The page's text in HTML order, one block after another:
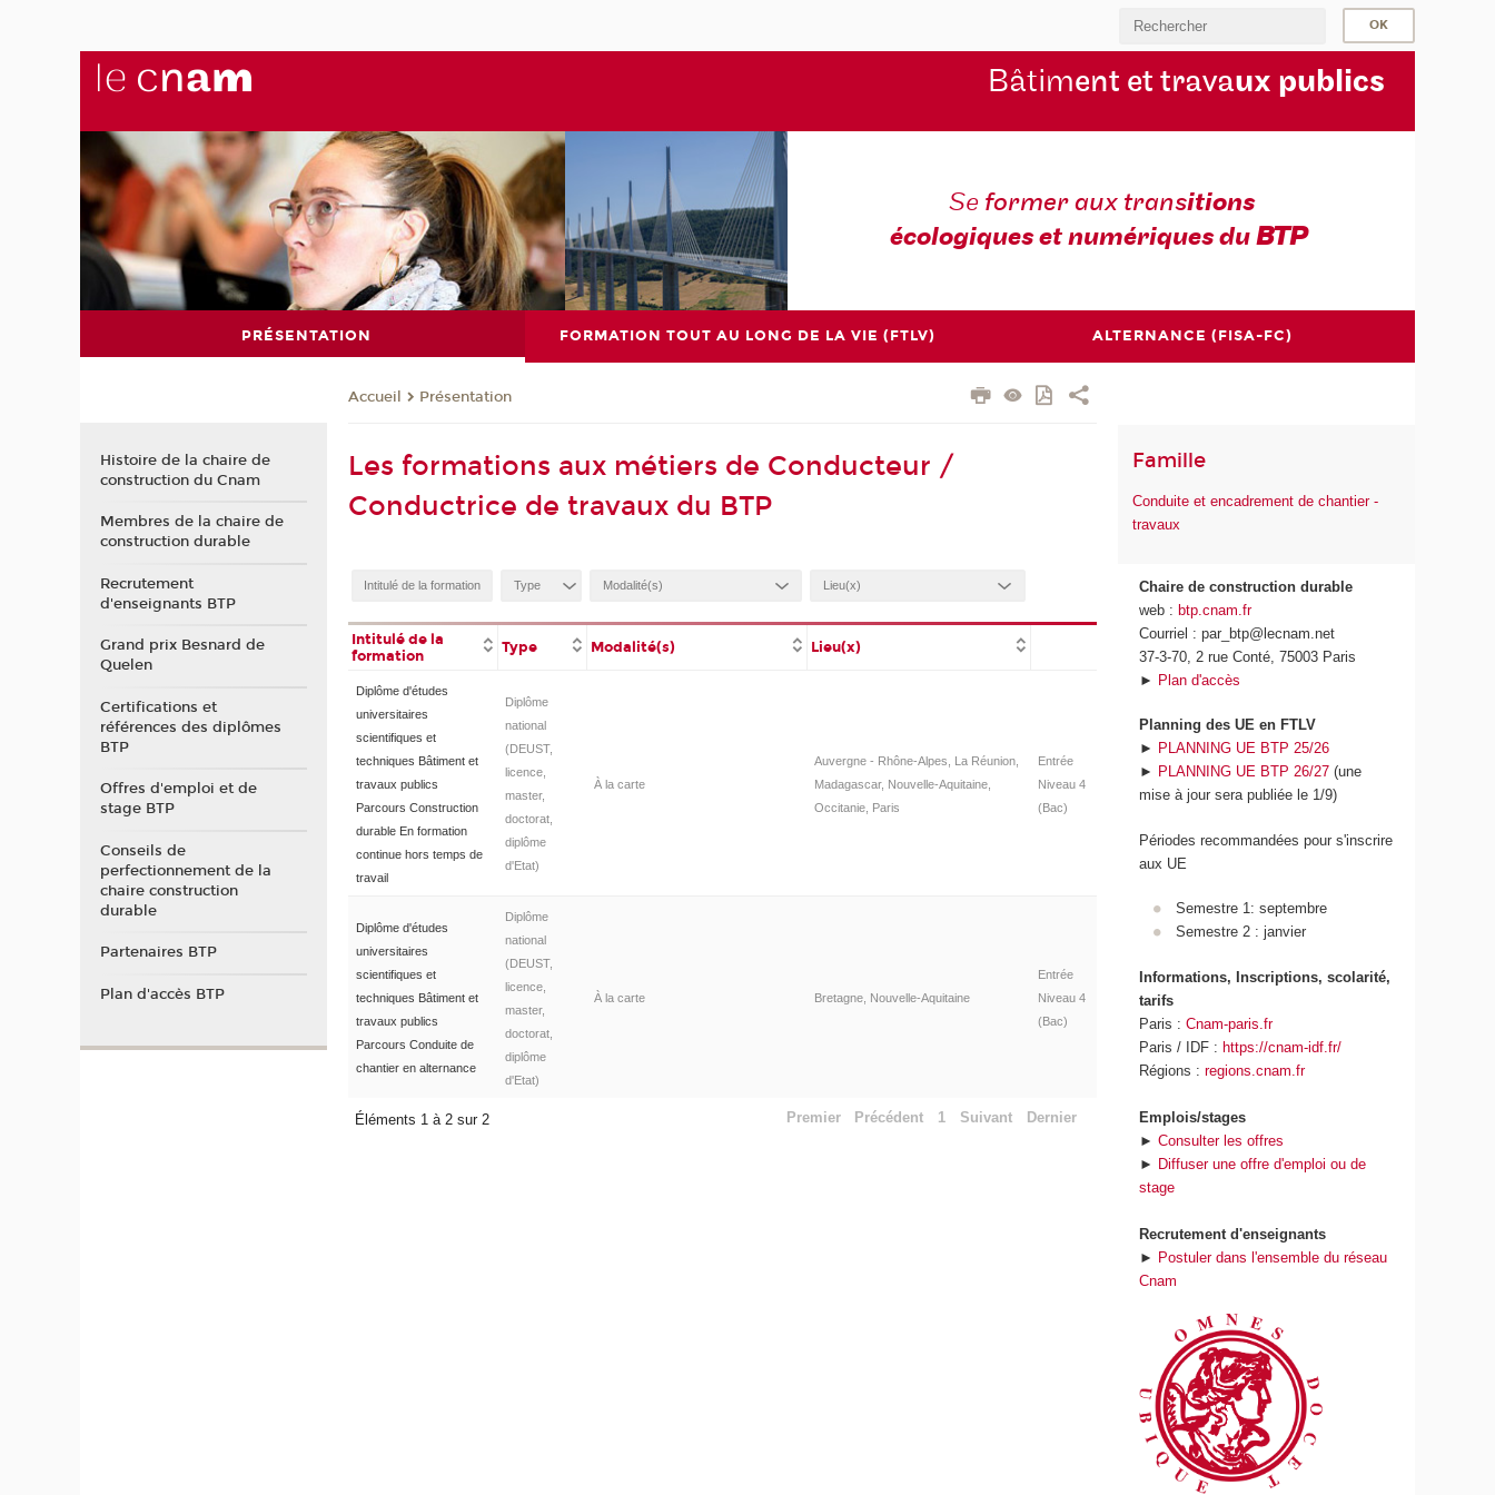
Bâtiment et travaux publics
Se former aux transitions
écologiques et numériques duBTP
PRÉSENTATION FORMATION TOUT AU LONG DE LA VIE (FTLV) ALTERNANCE (FISA-FC)
Accueil Présentation
Les formations aux métiers de Conducteur /
Conductrice de travaux du BTP
Intitulé de la
formation
Type Modalité(s) Lieu(x)
Diplôme d'études
universitaires
scientifiques et
techniques Bâtiment et
travaux publics
Parcours Construction
durable En formation
continue hors temps de
travail
Diplôme
national
(DEUST,
licence,
master,
doctorat,
diplôme
d'Etat)
À la carte
Auvergne - Rhône-Alpes, La Réunion,
Madagascar, Nouvelle-Aquitaine,
Occitanie, Paris
Entrée
Niveau 4
(Bac)
Diplôme d'études
universitaires
scientifiques et
techniques Bâtiment et
travaux publics
Parcours Conduite de
chantier en alternance
Diplôme
national
(DEUST,
licence,
master,
doctorat,
diplôme
d'Etat)
À la carte Bretagne, Nouvelle-Aquitaine
Entrée
Niveau 4
(Bac)
Éléments 1 à 2 sur 2 Premier Précédent 1 Suivant Dernier
Famille
Conduite et encadrement de chantier -
travaux
Chaire de construction durable
web : btp.cnam.fr
Courriel : par_btp@lecnam.net
37-3-70, 2 rue Conté, 75003 Paris
► Plan d'accès
Planning des UE en FTLV
► PLANNING UE BTP 25/26
► PLANNING UE BTP 26/27 (une
mise à jour sera publiée le 1/9)
Périodes recommandées pour s'inscrire
aux UE
Semestre 1: septembre
Semestre 2 : janvier
Informations, Inscriptions, scolarité,
tarifs
Paris :Cnam-paris.fr
Paris / IDF : https://cnam-idf.fr/
Régions :regions.cnam.fr
Emplois/stages
►Consulter les offres
► Diffuser une offre d'emploi ou de
stage
Recrutement d'enseignants
► Postuler dans l'ensemble du réseau
Cnam
Histoire de la chaire de
construction du Cnam
Membres de la chaire de
construction durable
Recrutement
d'enseignants BTP
Grand prix Besnard de
Quelen
Certifications et
références des diplômes
BTP
Offres d'emploi et de
stage BTP
Conseils de
perfectionnement de la
chaire construction
durable
Partenaires BTP
Plan d'accès BTP